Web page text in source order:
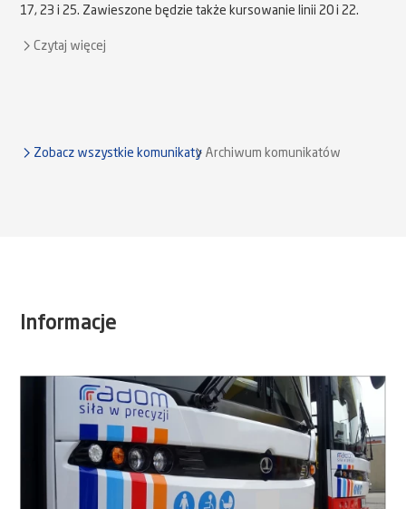
17, 23 i 25. Zawieszone będzie także kursowanie linii 20 i 22.
Czytaj więcej
Zobacz wszystkie komunikaty Archiwum komunikatów
Informacje